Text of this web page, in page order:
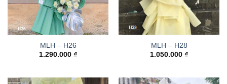
MLH – H26
1.290.000 ₫
MLH – H28
1.050.000 ₫